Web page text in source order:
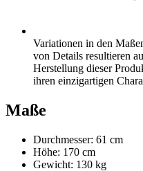
Variationen in den
von Details resultieren
Herstellung dieser
ihren einzigartigen
Maße
Durchmesser: 61 cm
Höhe: 170 cm
Gewicht: 130 kg